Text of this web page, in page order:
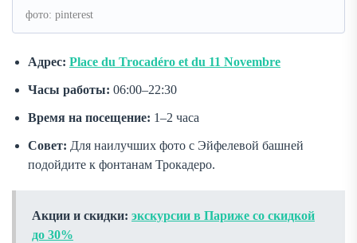
фото: pinterest
Адрес: Place du Trocadéro et du 11 Novembre
Часы работы: 06:00–22:30
Время на посещение: 1–2 часа
Совет: Для наилучших фото с Эйфелевой башней
подойдите к фонтанам Трокадеро.
Акции и скидки: экскурсии в Париже со скидкой
до 30%